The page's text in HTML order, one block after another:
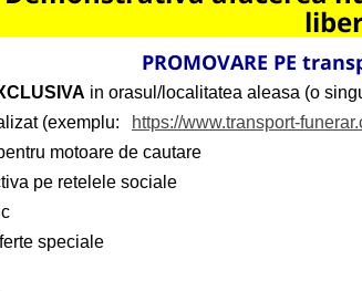
PROMOVARE PE
in orasul/localitatea aleasa (o
(exemplu:
https://www.transport-
motoare de cautare
pe retelele sociale
speciale